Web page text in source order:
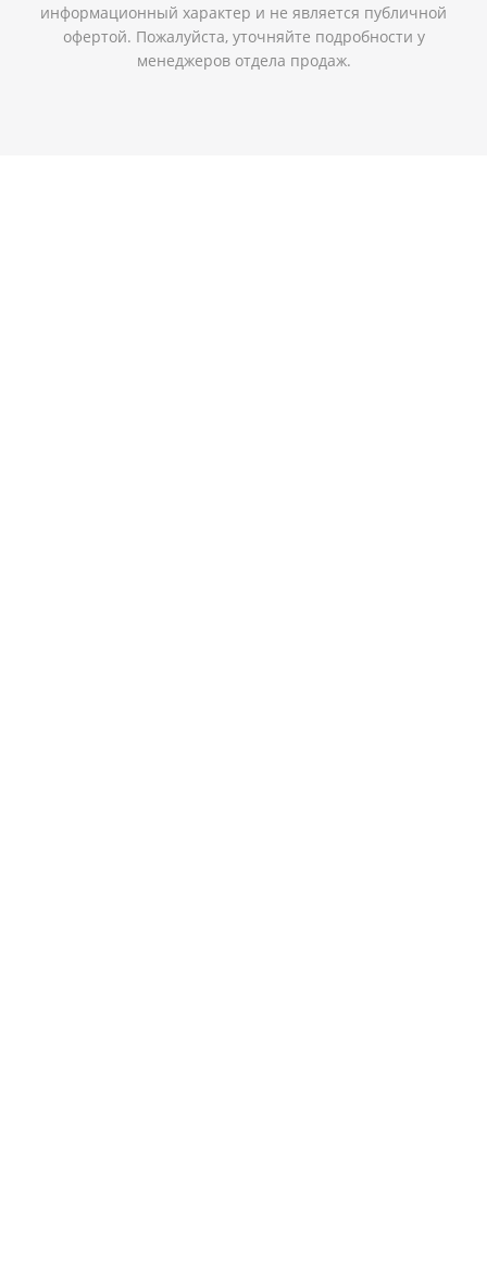
информационный характер и не является публичной
офертой. Пожалуйста, уточняйте подробности у
менеджеров отдела продаж.